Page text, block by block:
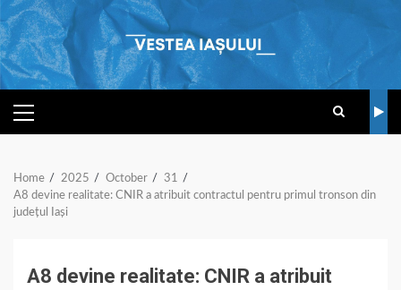
Skip
to
content
PRIMARY
MENU
Home 2025 October
31
A8 devine realitate: CNIR a atribuit contractul pentru primul tronson din
județul Iași
A8 devine realitate: CNIR a atribuit